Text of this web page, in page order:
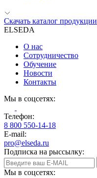
Скачать каталог продукции
ELSEDA
О нас
Сотрудничество
Обучение
Новости
Контакты
Мы в соцсетях:
Телефон:
8 800 550-14-18
E-mail:
pro@elseda.ru
Подписка на рыссылку:
Мы в соцсетях: